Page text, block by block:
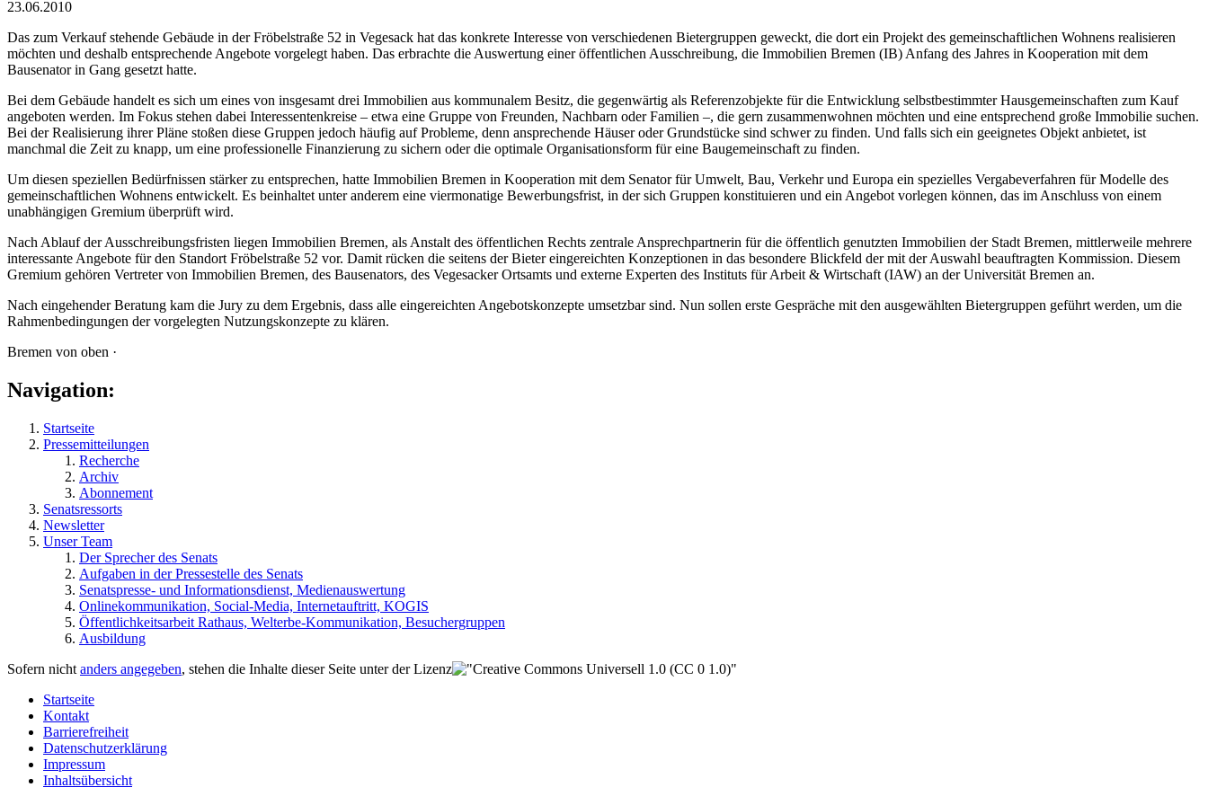
23.06.2010
Das zum Verkauf stehende Gebäude in der Fröbelstraße 52 in Vegesack hat das konkrete Interesse von verschiedenen Bietergruppen geweckt, die dort ein Projekt des gemeinschaftlichen Wohnens realisieren
möchten und deshalb entsprechende Angebote vorgelegt haben. Das erbrachte die Auswertung einer öffentlichen Ausschreibung, die Immobilien Bremen (IB) Anfang des Jahres in Kooperation mit dem
Bausenator in Gang gesetzt hatte.
Bei dem Gebäude handelt es sich um eines von insgesamt drei Immobilien aus kommunalem Besitz, die gegenwärtig als Referenzobjekte für die Entwicklung selbstbestimmter Hausgemeinschaften zum Kauf
angeboten werden. Im Fokus stehen dabei Interessentenkreise – etwa eine Gruppe von Freunden, Nachbarn oder Familien –, die gern zusammenwohnen möchten und eine entsprechend große Immobilie suchen.
Bei der Realisierung ihrer Pläne stoßen diese Gruppen jedoch häufig auf Probleme, denn ansprechende Häuser oder Grundstücke sind schwer zu finden. Und falls sich ein geeignetes Objekt anbietet, ist
manchmal die Zeit zu knapp, um eine professionelle Finanzierung zu sichern oder die optimale Organisationsform für eine Baugemeinschaft zu finden.
Um diesen speziellen Bedürfnissen stärker zu entsprechen, hatte Immobilien Bremen in Kooperation mit dem Senator für Umwelt, Bau, Verkehr und Europa ein spezielles Vergabeverfahren für Modelle des
gemeinschaftlichen Wohnens entwickelt. Es beinhaltet unter anderem eine viermonatige Bewerbungsfrist, in der sich Gruppen konstituieren und ein Angebot vorlegen können, das im Anschluss von einem
unabhängigen Gremium überprüft wird.
Nach Ablauf der Ausschreibungsfristen liegen Immobilien Bremen, als Anstalt des öffentlichen Rechts zentrale Ansprechpartnerin für die öffentlich genutzten Immobilien der Stadt Bremen, mittlerweile mehrere
interessante Angebote für den Standort Fröbelstraße 52 vor. Damit rücken die seitens der Bieter eingereichten Konzeptionen in das besondere Blickfeld der mit der Auswahl beauftragten Kommission. Diesem
Gremium gehören Vertreter von Immobilien Bremen, des Bausenators, des Vegesacker Ortsamts und externe Experten des Instituts für Arbeit & Wirtschaft (IAW) an der Universität Bremen an.
Nach eingehender Beratung kam die Jury zu dem Ergebnis, dass alle eingereichten Angebotskonzepte umsetzbar sind. Nun sollen erste Gespräche mit den ausgewählten Bietergruppen geführt werden, um die
Rahmenbedingungen der vorgelegten Nutzungskonzepte zu klären.
Bremen von oben ·
Navigation:
Startseite
Pressemitteilungen
Recherche
Archiv
Abonnement
Senatsressorts
Newsletter
Unser Team
Der Sprecher des Senats
Aufgaben in der Pressestelle des Senats
Senatspresse- und Informationsdienst, Medienauswertung
Onlinekommunikation, Social-Media, Internetauftritt, KOGIS
Öffentlichkeitsarbeit Rathaus, Welterbe-Kommunikation, Besuchergruppen
Ausbildung
Sofern nicht anders angegeben, stehen die Inhalte dieser Seite unter der Lizenz
Startseite
Kontakt
Barrierefreiheit
Datenschutzerklärung
Impressum
Inhaltsübersicht